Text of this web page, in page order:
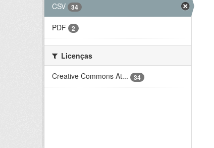
CSV
34
PDF 2
Licenças
Creative Commons At...
34